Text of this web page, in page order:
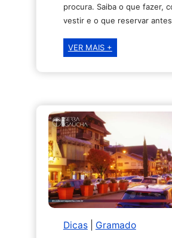
procura. Saiba o que fazer,
vestir e o que reservar
VER MAIS +Gramado
junho:
e
o
que
reservar
antes
chegar
Dicas| Gramado